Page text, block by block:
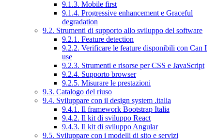
9.1.3. Mobile first
9.1.4. Progressive enhancement e Graceful
degradation
9.2. Strumenti di supporto allo sviluppo del software
9.2.1. Feature detection
9.2.2. Verificare le feature disponibili con Can I
use
9.2.3. Strumenti e risorse per CSS e JavaScript
9.2.4. Supporto browser
9.2.5. Misurare le prestazioni
9.3. Catalogo del riuso
9.4. Sviluppare con il design system .italia
9.4.1. Il framework Bootstrap Italia
9.4.2. Il kit di sviluppo React
9.4.3. Il kit di sviluppo Angular
9.5. Sviluppare con i modelli di sito e servizi